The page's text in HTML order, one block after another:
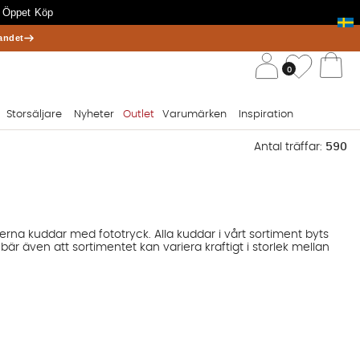
Köp
0
Storsäljare Nyheter Outlet Varumärken Inspiration
Antal träffar: 590
kuddar med fototryck. Alla kuddar i vårt sortiment byts
även att sortimentet kan variera kraftigt i storlek mellan